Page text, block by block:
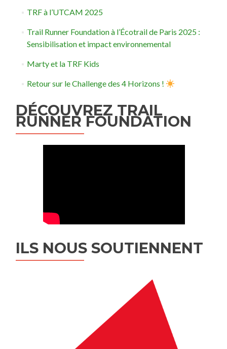
TRF à l’UTCAM 2025
Trail Runner Foundation à l’Écotrail de Paris 2025 :
Sensibilisation et impact environnemental
Marty et la TRF Kids
Retour sur le Challenge des 4 Horizons !
DÉCOUVREZ TRAIL
RUNNER FOUNDATION
ILS NOUS SOUTIENNENT